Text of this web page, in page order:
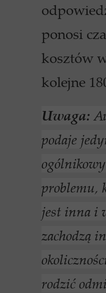
ponosi
kosztów
kolejne
Uwaga:
podaje
problemu,
jest inna i
zachodzą
rodzić